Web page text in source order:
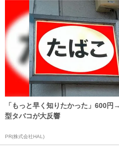
「もっと早く知りたかった」600円
型タバコが大反響
PR(株式会社HAL)